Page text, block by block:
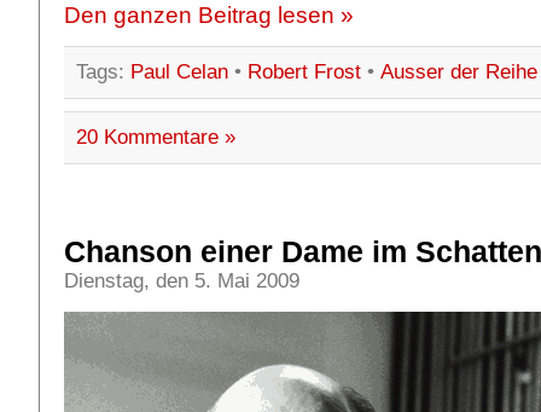
Den ganzen Beitrag lesen »
Tags: Paul Celan• Robert Frost• Ausser der Reihe
20 Kommentare »
Chanson einer Dame im Schatten
Dienstag, den 5. Mai 2009